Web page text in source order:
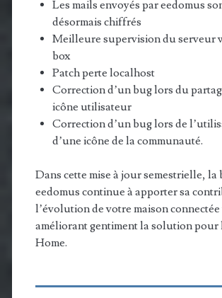
Les mails envoyés par eedomus
désormais chiffrés
Meilleure supervision du serveur
box
Patch perte localhost
Correction d’un bug lors du
icône utilisateur
Correction d’un bug lors de
d’une icône de la communauté.
Dans cette mise à jour semestrielle, la
eedomus continue à apporter sa
l’évolution de votre maison
améliorant gentiment la solution pour
Home.